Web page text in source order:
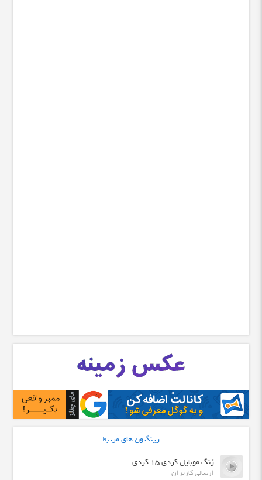
رینگتون های مرتبط
زنگ موبایل کردی ۱۵ کردی
ارسالی کاربران